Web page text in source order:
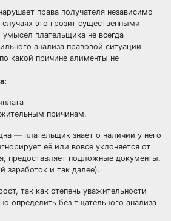
права получателя независимо
это грозит существенными
плательщика не всегда
анализа правовой ситуации
какой причине алименты не
причинам.
— плательщик знает о наличии у него
её или вовсе уклоняется от
предоставляет подложные документы,
заработок и так далее).
так как степень уважительности
определить без тщательного анализа